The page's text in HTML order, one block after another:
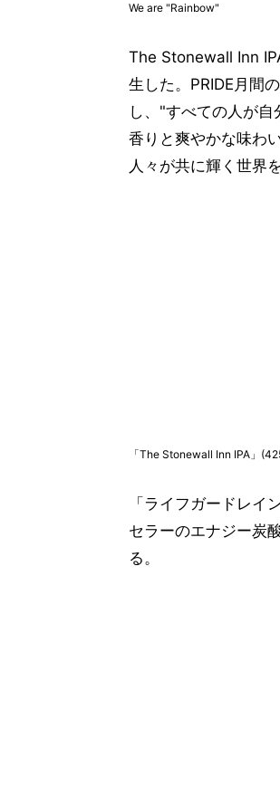
We are "Rainbow"
The Stonewall Inn
生した。PRIDE月間
し、"すべての人が
香りと爽やかな味わ
人々が共に輝く世界
「The Stonewall Inn IPA」
「ライフガードレ
セラーのエナジー炭
る。